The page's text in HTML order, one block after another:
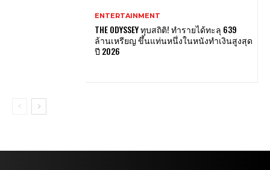
ENTERTAINMENT
THE ODYSSEY ทุบสถิติ! ทำรายได้ทะลุ 639
ล้านเหรียญ ขึ้นแท่นหนึ่งในหนังทำเงินสูงสุด
ปี 2026